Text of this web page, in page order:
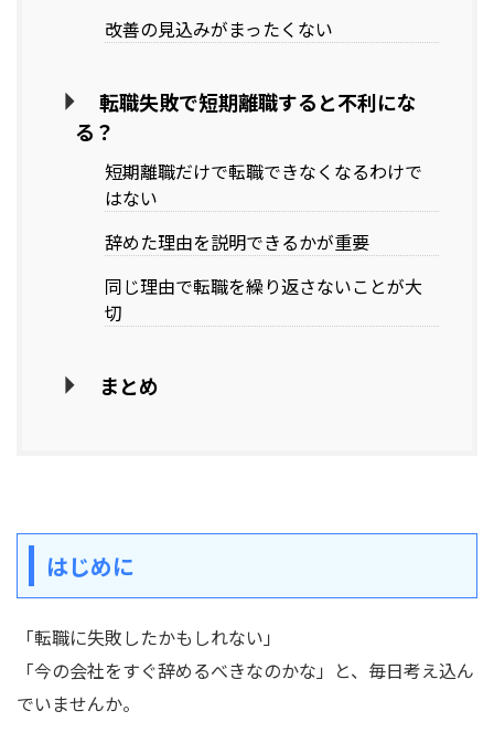
改善の見込みがまったくない
転職失敗で短期離職すると不利にな
る？
短期離職だけで転職できなくなるわけで
はない
辞めた理由を説明できるかが重要
同じ理由で転職を繰り返さないことが大
切
まとめ
はじめに
「転職に失敗したかもしれない」
「今の会社をすぐ辞めるべきなのかな」と、毎日考え込ん
でいませんか。